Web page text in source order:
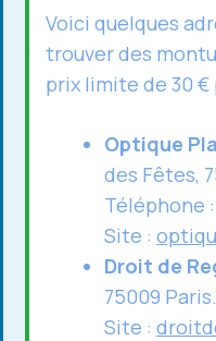
Voici quelques
trouver des
prix limite de 30
Optique
des Fêtes,
Téléphone :
Site :
Droit de
75009 Paris.
Site :